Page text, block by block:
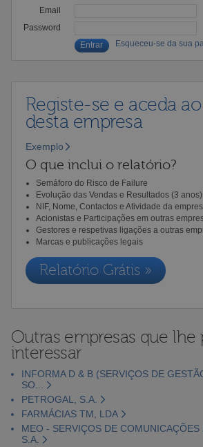
Email
Password
Esqueceu-se da sua
Registe-se e aceda
desta empresa
Exemplo
O que inclui o relatório?
Semáforo do Risco de Failure
Evolução das Vendas e Resultados (3 anos)
NIF, Nome, Contactos e Atividade da
Acionistas e Participações em outras
Gestores e respetivas ligações a outras
Marcas e publicações legais
Relatório Grátis »
Outras empresas que lhe
interessar
INFORMA D & B (SERVIÇOS DE
SO...
PETROGAL, S.A.
FARMÁCIAS TM, LDA
MEO - SERVIÇOS DE COMUNICAÇÕES
S.A.